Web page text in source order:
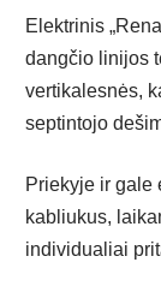
Elektrinis
dangčio linijos
vertikalesnės,
septintojo
Priekyje ir gale
kabliukus,
individualiai